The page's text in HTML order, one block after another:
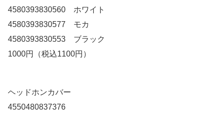
4580393830560 ホワイト
4580393830577 モカ
4580393830553 ブラック
1000円（税込1100円）
ヘッドホンカバー
4550480837376